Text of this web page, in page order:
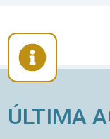
ÚLTIMA